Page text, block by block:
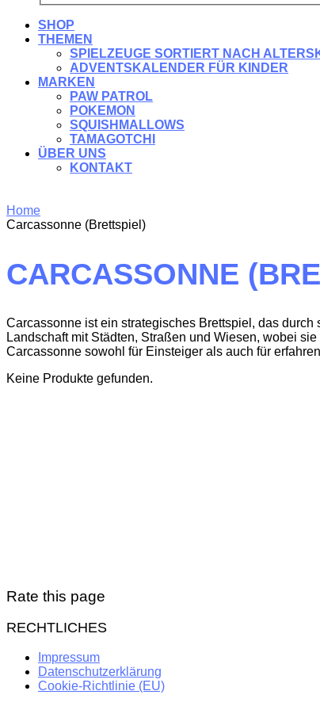
SHOP
THEMEN
SPIELZEUGE SORTIERT NACH
ADVENTSKALENDER FÜR KINDER
MARKEN
PAW PATROL
POKEMON
SQUISHMALLOWS
TAMAGOTCHI
ÜBER UNS
KONTAKT
Home
Carcassonne (Brettspiel)
CARCASSONNE
Carcassonne ist ein strategisches Brettspiel, das
Landschaft mit Städten, Straßen und Wiesen, wobei
Carcassonne sowohl für Einsteiger als auch für
Keine Produkte gefunden.
Rate this page
RECHTLICHES
Impressum
Datenschutzerklärung
Cookie-Richtlinie (EU)